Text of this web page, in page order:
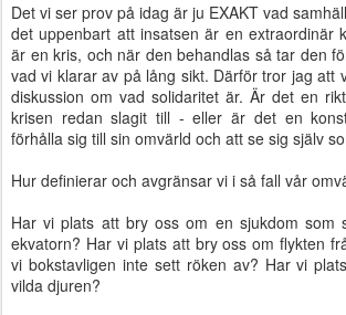
Det vi ser prov på idag är ju EXAKT vad
det uppenbart att insatsen är en extraordinär
är en kris, och när den behandlas så tar den
vad vi klarar av på lång sikt. Därför tror jag att
diskussion om vad solidaritet är. Är det en
krisen redan slagit till - eller är det en
förhålla sig till sin omvärld och att se sig själv
Hur definierar och avgränsar vi i så fall vår
Har vi plats att bry oss om en sjukdom som
ekvatorn? Har vi plats att bry oss om flykten
vi bokstavligen inte sett röken av? Har vi
vilda djuren?